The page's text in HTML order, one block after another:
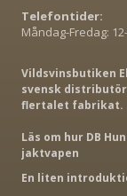
Telefontider:
Måndag-Fredag:
Vildsvinsbutiken
svensk
flertalet fabrikat.
Läs om hur DB
jaktvapen
En liten